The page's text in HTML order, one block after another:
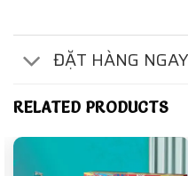
ĐẶT HÀNG
RELATED PRODUCTS